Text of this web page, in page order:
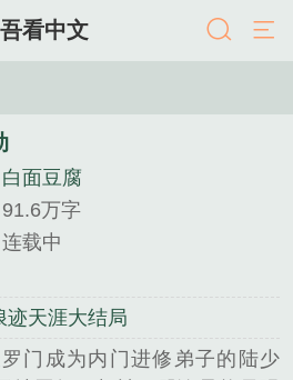
吾看中文
白面豆腐
万字
载中
迹天涯大结局
门成为内门进修弟子的陆少